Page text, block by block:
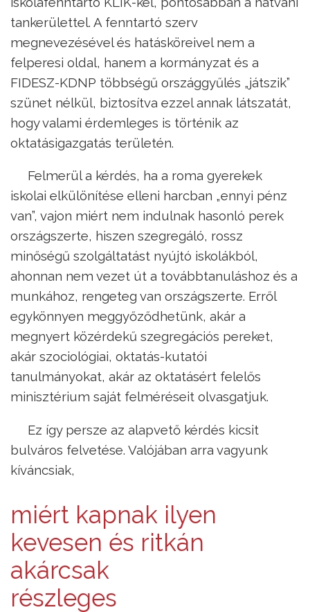
tankerülettel. A fenntartó szerv
megnevezésével és hatásköreivel nem a
felperesi oldal, hanem a kormányzat és a
FIDESZ-KDNP többségű országgyűlés „játszik”
szünet nélkül, biztosítva ezzel annak látszatát,
hogy valami érdemleges is történik az
oktatásigazgatás területén.
Felmerül a kérdés, ha a roma gyerekek
iskolai elkülönítése elleni harcban „ennyi pénz
van”, vajon miért nem indulnak hasonló perek
országszerte, hiszen szegregáló, rossz
minőségű szolgáltatást nyújtó iskolákból,
ahonnan nem vezet út a továbbtanuláshoz és a
munkához, rengeteg van országszerte. Erről
egykönnyen meggyőződhetünk, akár a
megnyert közérdekű szegregációs pereket,
akár szociológiai, oktatás-kutatói
tanulmányokat, akár az oktatásért felelős
minisztérium saját felméréseit olvasgatjuk.
Ez így persze az alapvető kérdés kicsit
bulváros felvetése. Valójában arra vagyunk
kíváncsiak,
miért kapnak ilyen
kevesen és ritkán
akárcsak
részleges